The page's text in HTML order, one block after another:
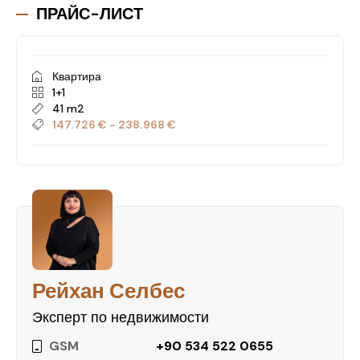
районов Анталии.
Sky Residence! Запишитесь на просмотр уже
сегодня и узнайте больше о доступных
вариантах!
ПРАЙС-ЛИСТ
Квартира
1+1
41 m2
147.726 € - 238.968 €
Рейхан Селбес
Эксперт по недвижимости
GSM +90 534 522 0655